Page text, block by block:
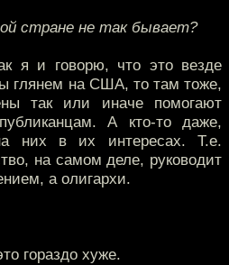
стране не так бывает?
я и говорю, что это везде
глянем на США, то там тоже,
так или иначе помогают
А кто-то даже,
них в их интересах. Т.е.
на самом деле, руководит
а олигархи.
гораздо хуже.